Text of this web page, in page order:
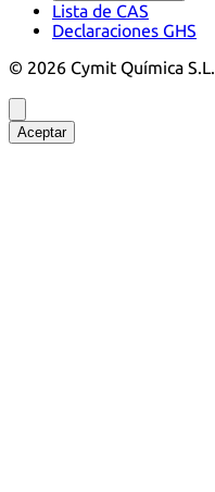
Lista de CAS
Declaraciones GHS
© 2026 Cymit Química S.L.
Aceptar